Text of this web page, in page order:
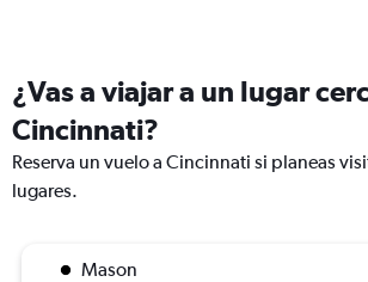
¿Vas a viajar a un lugar
Cincinnati?
Reserva un vuelo a Cincinnati si planeas
lugares.
Mason